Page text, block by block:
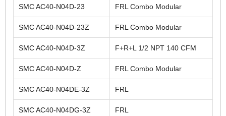
SMC AC40-N04D-23 FRL Combo Modular
SMC AC40-N04D-23Z FRL Combo Modular
SMC AC40-N04D-3Z F+R+L 1/2 NPT 140 CFM
SMC AC40-N04D-Z FRL Combo Modular
SMC AC40-N04DE-3Z FRL
SMC AC40-N04DG-3Z FRL